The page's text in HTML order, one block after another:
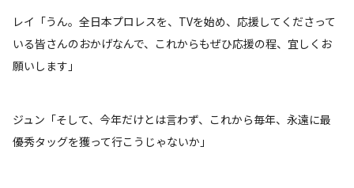
レイ「うん。全日本プロレスを、TVを始め、応援してくださって
いる皆さんのおかげなんで、これからもぜひ応援の程、宜しくお
願いします」
ジュン「そして、今年だけとは言わず、これから毎年、永遠に最
優秀タッグを獲って行こうじゃないか」